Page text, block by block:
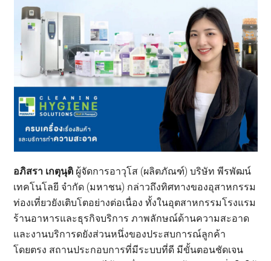
อภิสรา เกตุนุติ ผู้จัดการอาวุโส (ผลิตภัณฑ์) บริษัท พีรพัฒน์
เทคโนโลยี จำกัด (มหาชน) กล่าวถึงทิศทางของอุสาหกรรม
ท่องเที่ยวยังเติบโตอย่างต่อเนื่อง ทั้งในอุตสาหกรรมโรงแรม
ร้านอาหารและธุรกิจบริการ ภาพลักษณ์ด้านความสะอาด
และงานบริการดยังส่วนหนึ่งของประสบการณ์ลูกค้า
โดยตรง สถานประกอบการที่มีระบบที่ดี มีขั้นตอนชัดเจน